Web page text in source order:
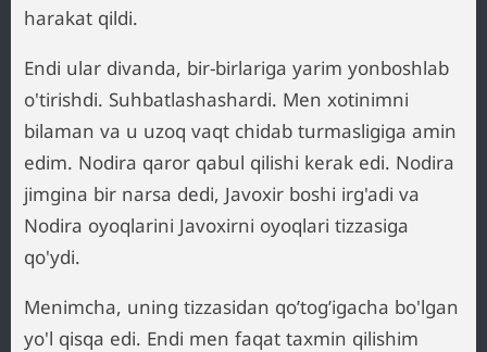
harakat qildi.
Endi ular divanda, bir-birlariga yarim yonboshlab
o'tirishdi. Suhbatlashashardi. Men xotinimni
bilaman va u uzoq vaqt chidab turmasligiga amin
edim. Nodira qaror qabul qilishi kerak edi. Nodira
jimgina bir narsa dedi, Javoxir boshi irg'adi va
Nodira oyoqlarini Javoxirni oyoqlari tizzasiga
qo'ydi.
Menimcha, uning tizzasidan qo’tog’igacha bo'lgan
yo'l qisqa edi. Endi men faqat taxmin qilishim